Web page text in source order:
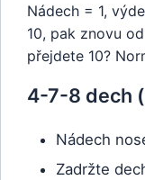
Nádech = 1,
10, pak znovu
přejdete 10?
4-7-8 dech
Nádech
Zadržte